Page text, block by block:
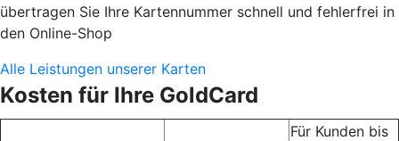
übertragen Sie Ihre Kartennummer schnell und fehlerfrei in
den Online-Shop
Alle Leistungen unserer Karten
Kosten für Ihre GoldCard
Für Kunden bis